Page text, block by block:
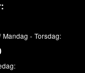
- Torsdag: